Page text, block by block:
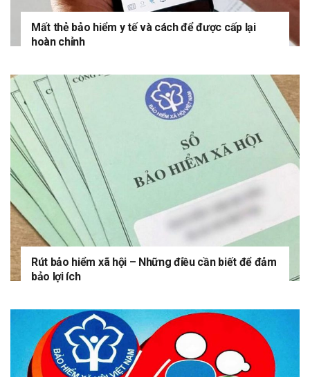
Mất thẻ bảo hiểm y tế và cách để được cấp lại
hoàn chỉnh
Rút bảo hiểm xã hội – Những điều cần biết để đảm
bảo lợi ích